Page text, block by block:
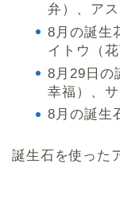
弁）、ア
8月の誕生
イトウ（
8月29日の
幸福）、
8月の誕生
誕生石を使った